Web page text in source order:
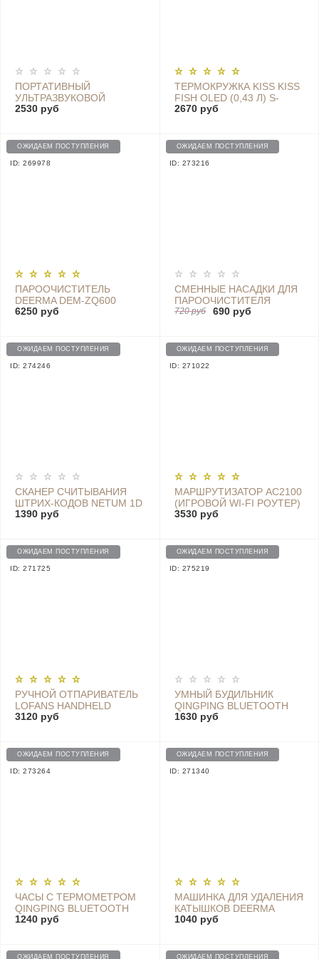
ПОРТАТИВНЫЙ
УЛЬТРАЗВУКОВОЙ
СКАЛЕР ДЛЯ ЧИСТКИ
2530 руб
ТЕРМОКРУЖКА KISS KISS
FISH OLED (0,43 Л) S-
U45СW2 WHITE
2670 руб
ОЖИДАЕМ ПОСТУПЛЕНИЯ
ID: 269978
ПАРООЧИСТИТЕЛЬ
DEERMA DEM-ZQ600
6250 руб
ОЖИДАЕМ ПОСТУПЛЕНИЯ
ID: 273216
СМЕННЫЕ НАСАДКИ ДЛЯ
ПАРООЧИСТИТЕЛЯ
DEERMA MULTI-FUNCTION
720 руб 690 руб
ОЖИДАЕМ ПОСТУПЛЕНИЯ
ID: 274246
СКАНЕР СЧИТЫВАНИЯ
ШТРИХ-КОДОВ NETUM 1D
CCD, ПРОВОДНОЙ - NT-L3
1390 руб
ОЖИДАЕМ ПОСТУПЛЕНИЯ
ID: 271022
МАРШРУТИЗАТОР AC2100
(ИГРОВОЙ WI-FI РОУТЕР)
3530 руб
ОЖИДАЕМ ПОСТУПЛЕНИЯ
ID: 271725
РУЧНОЙ ОТПАРИВАТЕЛЬ
LOFANS HANDHELD
IRONING MACHINE WHITE
3120 руб
ОЖИДАЕМ ПОСТУПЛЕНИЯ
ID: 275219
УМНЫЙ БУДИЛЬНИК
QINGPING BLUETOOTH
ALARM CLOCK WHITE -
1630 руб
ОЖИДАЕМ ПОСТУПЛЕНИЯ
ID: 273264
ЧАСЫ С ТЕРМОМЕТРОМ
QINGPING BLUETOOTH
SMART ALARM CLOCK -
1240 руб
ОЖИДАЕМ ПОСТУПЛЕНИЯ
ID: 271340
МАШИНКА ДЛЯ УДАЛЕНИЯ
КАТЫШКОВ DEERMA
RECHARGEABLE LINT
1040 руб
ОЖИДАЕМ ПОСТУПЛЕНИЯ ОЖИДАЕМ ПОСТУПЛЕНИЯ